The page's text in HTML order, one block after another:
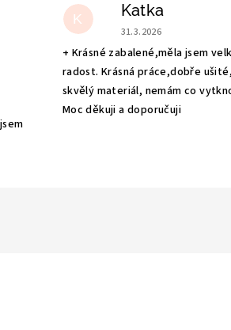
5 z 5 hvězdiček.
K Katka
Hodnocení obchodu
31.3.2026
+ Krásné zabalené,měla jsem
radost. Krásná práce,dobře ušité,
skvělý materiál, nemám co
Moc děkuji a doporučuji